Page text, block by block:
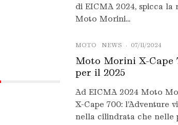
di EICMA 2024, spicca la
Moto Morini...
MOTO NEWS · 07/11/2024
Moto Morini X-
per il 2025
Ad EICMA 2024 Moto
X-Cape 700: l’Adventure
nella cilindrata che nelle